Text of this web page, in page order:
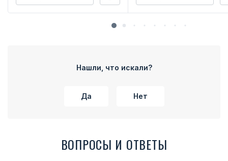
Нашли, что искали?
Да Нет
ВОПРОСЫ И ОТВЕТЫ